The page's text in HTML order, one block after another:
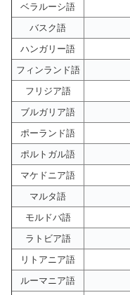
ベラルーシ語
バスク語
ハンガリー語
フィンランド語
フリジア語
ブルガリア語
ポーランド語
ポルトガル語
マケドニア語
マルタ語
モルドバ語
ラトビア語
リトアニア語
ルーマニア語